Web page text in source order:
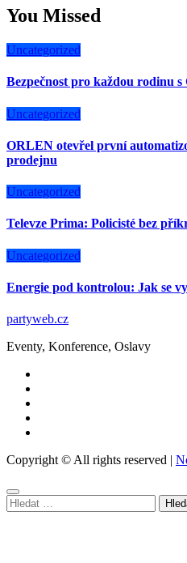
You Missed
Uncategorized
Bezpečnost pro každou rodinu s
Uncategorized
ORLEN otevřel první
prodejnu
Uncategorized
Televze Prima: Policisté bez
Uncategorized
Energie pod kontrolou: Jak se
partyweb.cz
Eventy, Konference, Oslavy
Copyright © All rights reserved |
Vyhledávání